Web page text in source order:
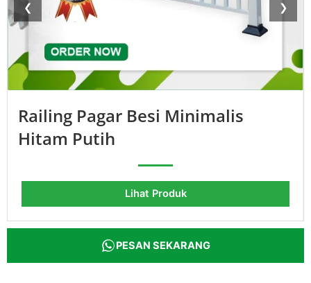
❮ ❯
Railing Pagar Besi Minimalis
Hitam Putih
Lihat Produk
PESAN SEKARANG